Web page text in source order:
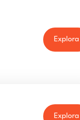
Explora
Explora